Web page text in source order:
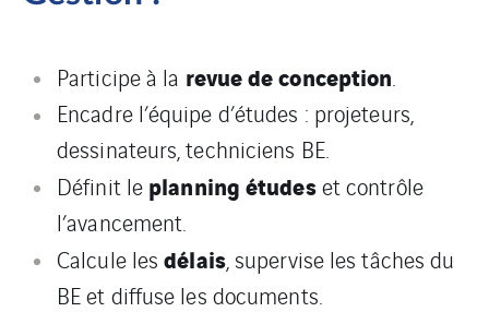
Participe à la revue de conception.
Encadre l’équipe d’études : projeteurs,
dessinateurs, techniciens BE.
Définit le planning étudeset contrôle
l’avancement.
Calcule lesdélais, supervise les tâches du
BE et diffuse les documents.